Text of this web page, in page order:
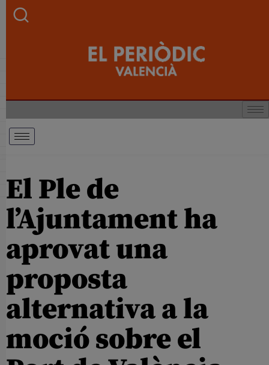
El Ple de
l’Ajuntament ha
aprovat una
proposta
alternativa a la
moció sobre el